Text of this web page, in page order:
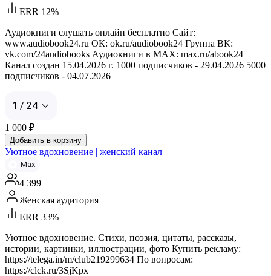
ERR 12%
Аудиокниги слушать онлайн бесплатно Сайт:
www.audiobook24.ru ОК: ok.ru/audiobook24 Группа ВК:
vk.com/24audiobooks Аудиокниги в MAX: max.ru/abook24
Канал создан 15.04.2026 г. 1000 подписчиков - 29.04.2026 5000
подписчиков - 04.07.2026
1 / 24
1 000 ₽
Добавить в корзину
Уютное вдохновение | женский канал
Max
4 399
Женская аудитория
ERR 33%
Уютное вдохновение. Стихи, поэзия, цитаты, рассказы,
истории, картинки, иллюстрации, фото Купить рекламу:
https://telega.in/m/club219299634 По вопросам:
https://clck.ru/3SjKpx